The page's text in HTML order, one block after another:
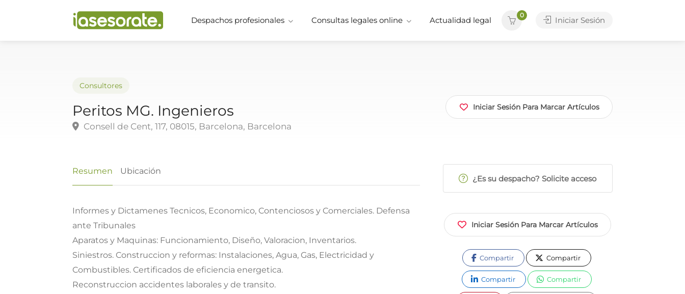
Despachos profesionales Consultas legales online Actualidad legal
0
Iniciar Sesión
Consultores
Peritos MG. Ingenieros
Consell de Cent, 117, 08015, Barcelona, Barcelona
Iniciar Sesión Para Marcar Artículos
Resumen Ubicación
Informes y Dictamenes Tecnicos, Economico, Contenciosos y Comerciales. Defensa
ante Tribunales
Aparatos y Maquinas: Funcionamiento, Diseño, Valoracion, Inventarios.
Siniestros. Construccion y reformas: Instalaciones, Agua, Gas, Electricidad y
Combustibles. Certificados de eficiencia energetica.
Reconstruccion accidentes laborales y de transito.
¿Es su despacho? Solicite acceso
Iniciar Sesión Para Marcar Artículos
Compartir Compartir
Compartir Compartir